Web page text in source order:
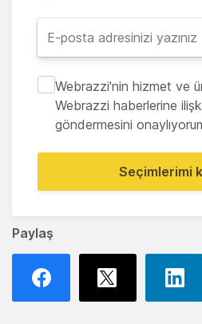
Paylaş
Webrazzi'nin hizmet ve
Webrazzi haberlerine
göndermesini
Seçimlerimi